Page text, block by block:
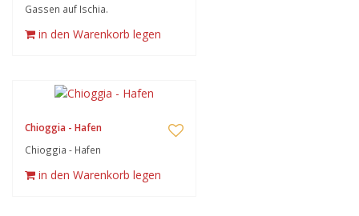
Gassen auf Ischia.
in den Warenkorb legen
Chioggia - Hafen
Chioggia - Hafen
in den Warenkorb legen